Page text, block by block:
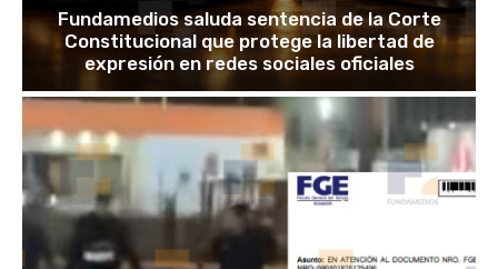
Fundamedios saluda sentencia de la Corte
Constitucional que protege la libertad de
expresión en redes sociales oficiales